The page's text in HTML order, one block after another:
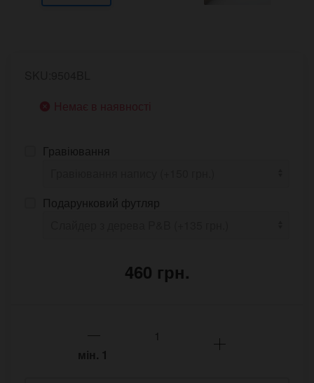
Немає в наявності
Гравіювання
Подарунковий футляр
460 грн.
мін. 1